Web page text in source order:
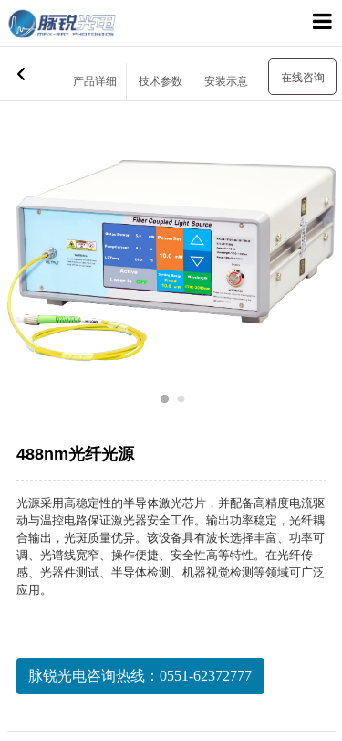
网站首页
关于我们
支持与服务
新闻资讯
产品详细 技术参数 安装示意 在线咨询
488nm光纤光源
光源采用高稳定性的半导体激光芯片，并配备高精度电流驱
动与温控电路保证激光器安全工作。输出功率稳定，光纤耦
合输出，光斑质量优异。该设备具有波长选择丰富、功率可
调、光谱线宽窄、操作便捷、安全性高等特性。在光纤传
感、光器件测试、半导体检测、机器视觉检测等领域可广泛
应用。
脉锐光电咨询热线：0551-62372777